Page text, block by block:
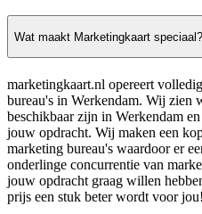
Wat maakt Marketingkaart speciaal?
marketingkaart.nl opereert
bureau's in Werkendam. Wij zien
beschikbaar zijn in Werkendam
jouw opdracht. Wij maken een
marketing bureau's waardoor er
onderlinge concurrentie van
jouw opdracht graag willen
prijs een stuk beter wordt voor jou!